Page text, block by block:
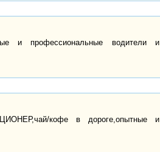
и профессиональные водители и
кофе в дороге,опытные и